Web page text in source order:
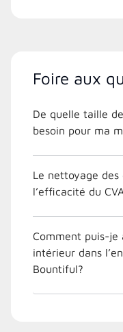
Foire aux
De quelle taille
besoin pour ma
Le nettoyage
l’efficacité du
Comment puis-je
intérieur dans
Bountiful?